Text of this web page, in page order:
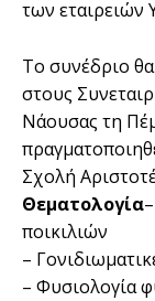
των εταιρειών
Το συνέδριο
στους
Νάουσας τη
Σχολή
Θεματολογία
ποικιλιών
–
– Φυσιολογία